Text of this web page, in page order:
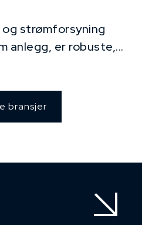
og strømforsyning
anlegg, er robuste,...
bransjer